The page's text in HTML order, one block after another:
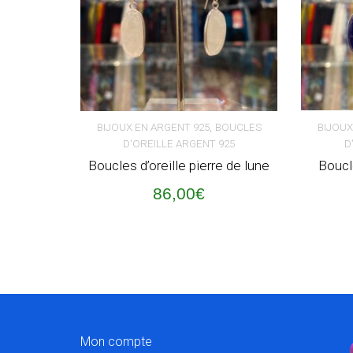
BIJOUX EN ARGENT 925, BOUCLES
D'OREILLE ARGENT 925
Boucles d’oreille pierre de lune
86,00€
Mon compte